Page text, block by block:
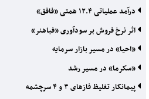
درآمد عملیاتی ۱۲.۴ همتی «فافق»
اثر نرخ فروش بر سودآوری «فباهنر»
«احیا» در مسیر بازار سرمایه
«سکرما» در مسیر رشد
پیمانکار تغلیظ فازهای ۳ و ۴ سرچشمه